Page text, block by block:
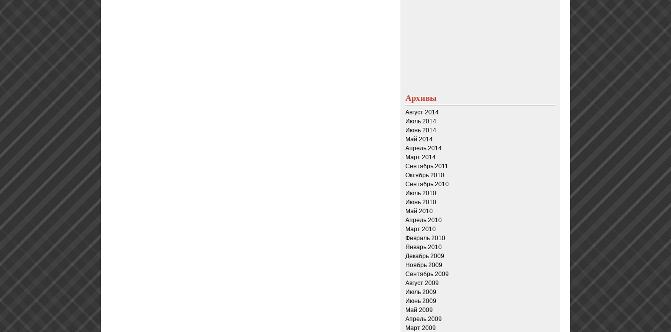
Архивы
Август 2014
Июль 2014
Июнь 2014
Май 2014
Апрель 2014
Март 2014
Сентябрь 2011
Октябрь 2010
Сентябрь 2010
Июль 2010
Июнь 2010
Май 2010
Апрель 2010
Март 2010
Февраль 2010
Январь 2010
Декабрь 2009
Ноябрь 2009
Сентябрь 2009
Август 2009
Июль 2009
Июнь 2009
Май 2009
Апрель 2009
Март 2009